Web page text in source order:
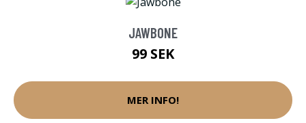
JAWBONE
99 SEK
MER INFO!